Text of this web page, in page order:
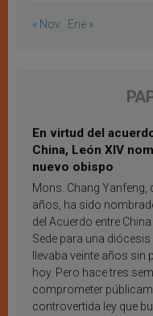
« Nov Ene »
En virtud del
China, León XIV
nuevo obispo
Mons. Chang Yanfeng,
años, ha sido
del Acuerdo entre
Sede para una diócesis
llevaba veinte años
hoy. Pero hace tres
comprometer
controvertida ley que